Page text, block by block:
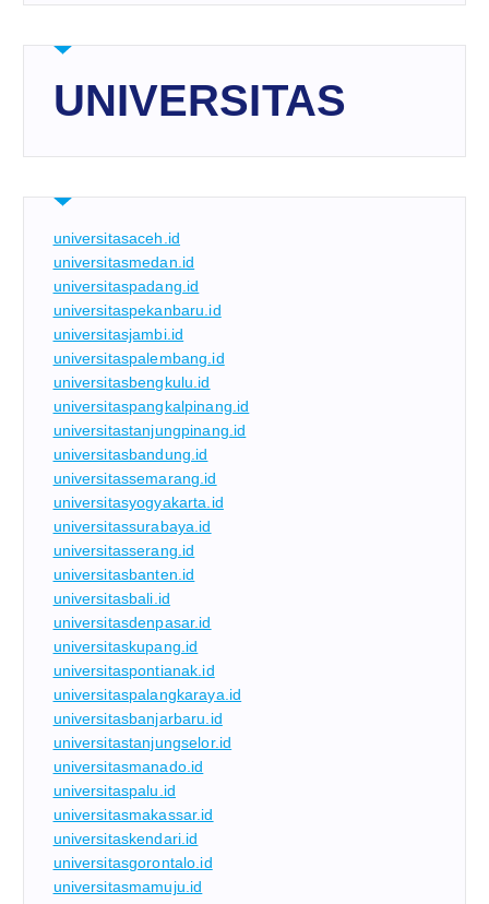
UNIVERSITAS
universitasaceh.id
universitasmedan.id
universitaspadang.id
universitaspekanbaru.id
universitasjambi.id
universitaspalembang.id
universitasbengkulu.id
universitaspangkalpinang.id
universitastanjungpinang.id
universitasbandung.id
universitassemarang.id
universitasyogyakarta.id
universitassurabaya.id
universitasserang.id
universitasbanten.id
universitasbali.id
universitasdenpasar.id
universitaskupang.id
universitaspontianak.id
universitaspalangkaraya.id
universitasbanjarbaru.id
universitastanjungselor.id
universitasmanado.id
universitaspalu.id
universitasmakassar.id
universitaskendari.id
universitasgorontalo.id
universitasmamuju.id